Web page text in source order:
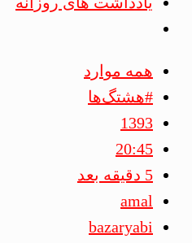
همه موارد
#هشتگ‌ها
1393
20:45
5 دقیقه بعد
amal
bazaryabi